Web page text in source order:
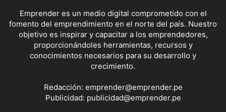
Emprender es un medio digital comprometido con el
fomento del emprendimiento en el norte del país. Nuestro
objetivo es inspirar y capacitar a los emprendedores,
proporcionándoles herramientas, recursos y
conocimientos necesarios para su desarrollo y
crecimiento.
Redacción: emprender@emprender.pe
Publicidad: publicidad@emprender.pe